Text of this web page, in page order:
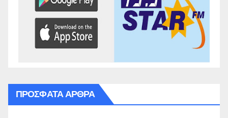
ΠΡΌΣΦΑΤΑ ΆΡΘΡΑ